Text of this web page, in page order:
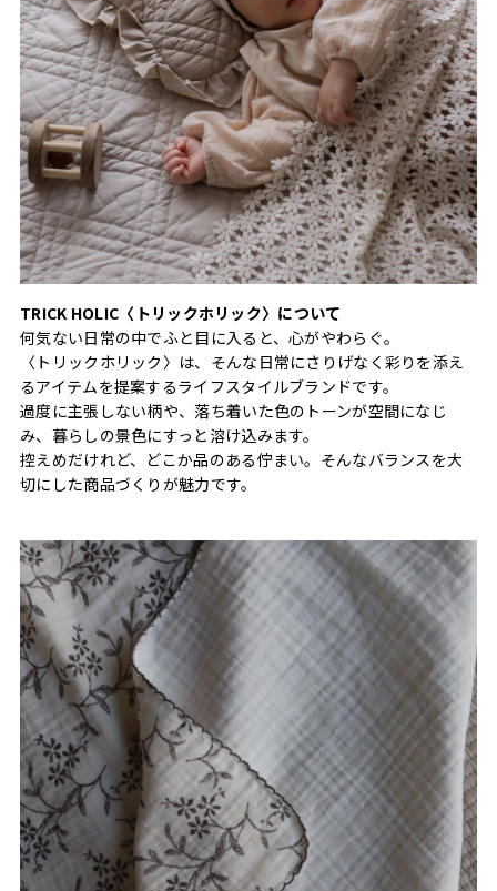
TRICK HOLIC〈トリックホリック〉について
何気ない日常の中でふと目に入ると、心がやわらぐ。
〈トリックホリック〉は、そんな日常にさりげなく彩りを添え
るアイテムを提案するライフスタイルブランドです。
過度に主張しない柄や、落ち着いた色のトーンが空間になじ
み、暮らしの景色にすっと溶け込みます。
控えめだけれど、どこか品のある佇まい。そんなバランスを大
切にした商品づくりが魅力です。